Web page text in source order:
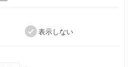
表示しない